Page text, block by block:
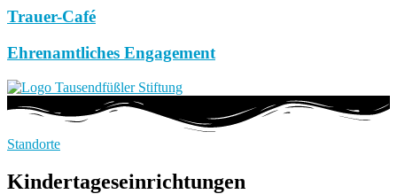
Trauer-Café
Ehrenamtliches Engagement
Standorte
Kindertageseinrichtungen